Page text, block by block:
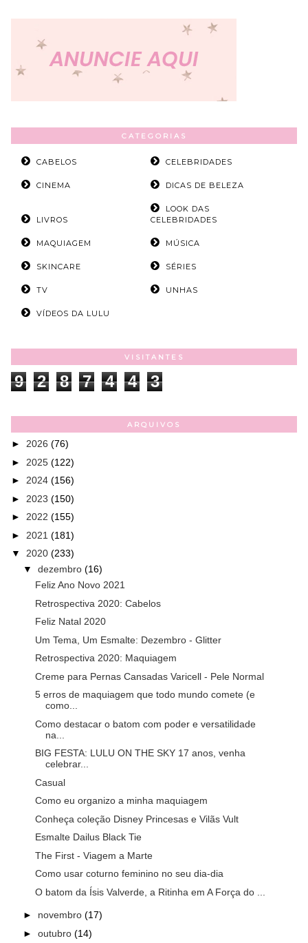
CATEGORIAS
CABELOS CELEBRIDADES
CINEMA DICAS DE BELEZA
LIVROS
LOOK DAS
CELEBRIDADES
MAQUIAGEM MÚSICA
SKINCARE SÉRIES
TV UNHAS
VÍDEOS DA LULU
VISITANTES
9 2 8 7 4 4 3
ARQUIVOS
► 2026 (76)
► 2025 (122)
► 2024 (156)
► 2023 (150)
► 2022 (155)
► 2021 (181)
▼ 2020 (233)
▼ dezembro (16)
Feliz Ano Novo 2021
Retrospectiva 2020: Cabelos
Feliz Natal 2020
Um Tema, Um Esmalte: Dezembro - Glitter
Retrospectiva 2020: Maquiagem
Creme para Pernas Cansadas Varicell - Pele Normal
5 erros de maquiagem que todo mundo comete (e
como...
Como destacar o batom com poder e versatilidade
na...
BIG FESTA: LULU ON THE SKY 17 anos, venha
celebrar...
Casual
Como eu organizo a minha maquiagem
Conheça coleção Disney Princesas e Vilãs Vult
Esmalte Dailus Black Tie
The First - Viagem a Marte
Como usar coturno feminino no seu dia-dia
O batom da Ísis Valverde, a Ritinha em A Força do ...
► novembro (17)
► outubro (14)